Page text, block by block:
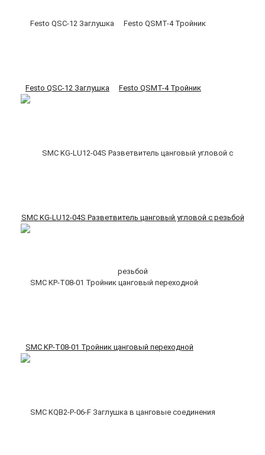
Festo QSC-12 Заглушка Festo QSMT-4 Тройник
SMC KG-LU12-04S Разветвитель цанговый угловой с резьбой
SMC KP-T08-01 Тройник цанговый переходной